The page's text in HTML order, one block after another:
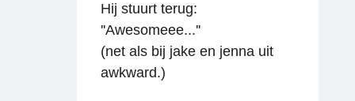
Hij stuurt terug:
''Awesomeee...''
(net als bij jake en jenna uit
awkward.)